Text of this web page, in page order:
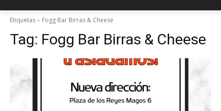
Etiquetas Fogg Bar Birras & Cheese
Tag: Fogg Bar Birras & Cheese